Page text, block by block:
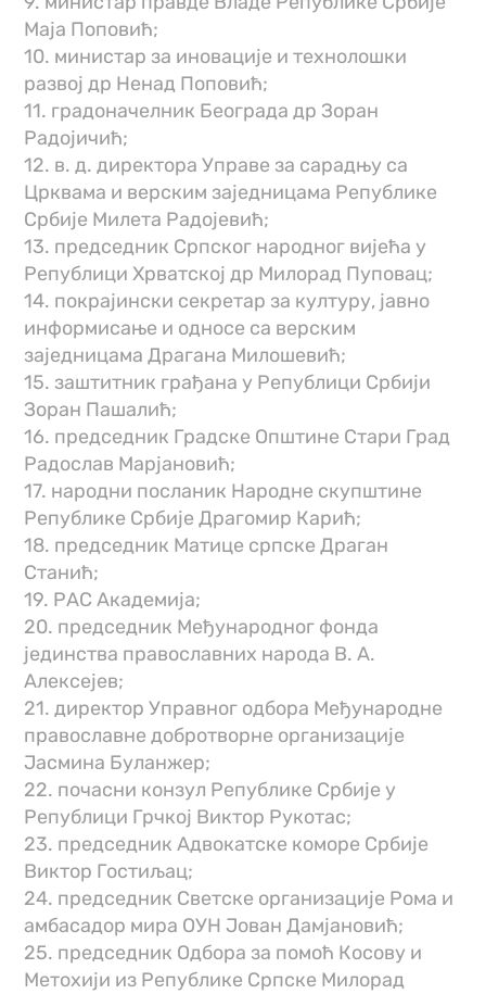
Маја Поповић;
10. министар за иновације и технолошки
развој др Ненад Поповић;
11. градоначелник Београда др Зоран
Радојичић;
12. в. д. директора Управе за сарадњу са
Црквама и верским заједницама Републике
Србије Милета Радојевић;
13. председник Српског народног вијећа у
Републици Хрватској др Милорад Пуповац;
14. покрајински секретар за културу, јавно
информисање и односе са верским
заједницама Драгана Милошевић;
15. заштитник грађана у Републици Србији
Зоран Пашалић;
16. председник Градске Општине Стари Град
Радослав Марјановић;
17. народни посланик Народне скупштине
Републике Србије Драгомир Карић;
18. председник Матице српске Драган
Станић;
19. РАС Академија;
20. председник Међународног фонда
јединства православних народа В. А.
Алексејев;
21. директор Управног одбора Међународне
православне добротворне организације
Јасмина Буланжер;
22. почасни конзул Републике Србије у
Републици Грчкој Виктор Рукотас;
23. председник Адвокатске коморе Србије
Виктор Гостиљац;
24. председник Светске организације Рома и
амбасадор мира ОУН Јован Дамјановић;
25. председник Одбора за помоћ Косову и
Метохији из Републике Српске Милорад